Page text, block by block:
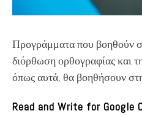
Προγράμματα που βοηθούν
διόρθωση ορθογραφίας και
όπως αυτά, θα βοηθήσουν
Read and Write for Google